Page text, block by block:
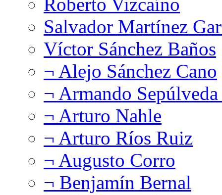
Salvador Martínez
Víctor Sánchez Baños
¬ Alejo Sánchez Cano
¬ Armando
¬ Arturo Nahle
¬ Arturo Ríos Ruiz
¬ Augusto Corro
¬ Benjamín Bernal